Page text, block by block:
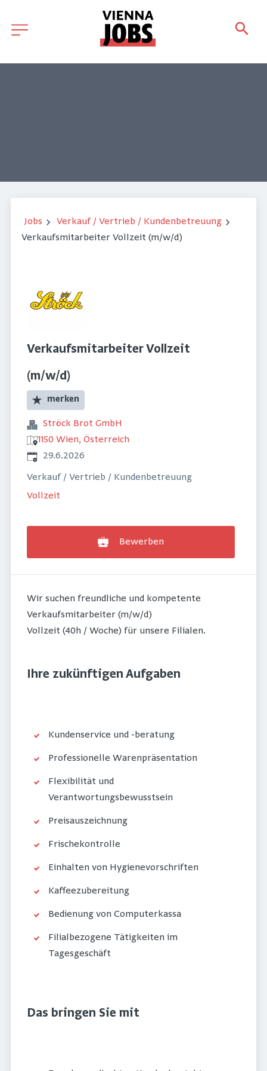
Jobs
Verkauf / Vertrieb / Kundenbetreuung
Verkaufsmitarbeiter Vollzeit (m/w/d)
Verkaufsmitarbeiter Vollzeit
(m/w/d)
merken
Ströck Brot GmbH
1150 Wien, Österreich
Veröffentlicht
29.6.2026
Verkauf / Vertrieb / Kundenbetreuung
Vollzeit
Bewerben
Wir suchen freundliche und kompetente
Verkaufsmitarbeiter (m/w/d)
Vollzeit (40h / Woche) für unsere Filialen.
Ihre zukünftigen Aufgaben
Kundenservice und -beratung
Professionelle Warenpräsentation
Flexibilität und
Verantwortungsbewusstsein
Preisauszeichnung
Frischekontrolle
Einhalten von Hygienevorschriften
Kaffeezubereitung
Bedienung von Computerkassa
Filialbezogene Tätigkeiten im
Tagesgeschäft
Das bringen Sie mit